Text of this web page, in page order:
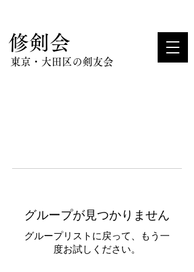
​修剣会
東京・大田区の剣友会
グループが見つかりません
グループリストに戻って、もう一
度お試しください。